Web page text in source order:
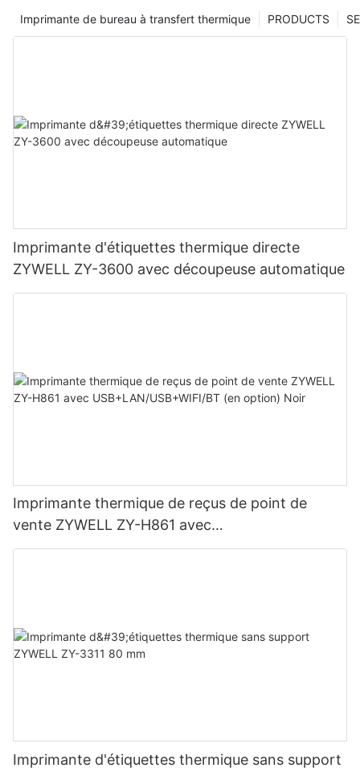
PRODUCTS
Imprimante de bureau à transfert thermique
Imprimante d'étiquettes thermique directe
ZYWELL ZY-3600 avec découpeuse automatique
Imprimante thermique de reçus de point de
vente ZYWELL ZY-H861 avec
USB+LAN/USB+WIFI/BT (en option) Noir
Imprimante d'étiquettes thermique sans support